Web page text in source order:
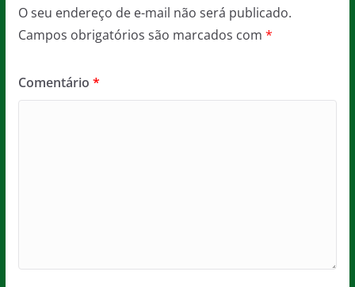
O seu endereço de e-mail não será publicado.
Campos obrigatórios são marcados com *
Comentário *